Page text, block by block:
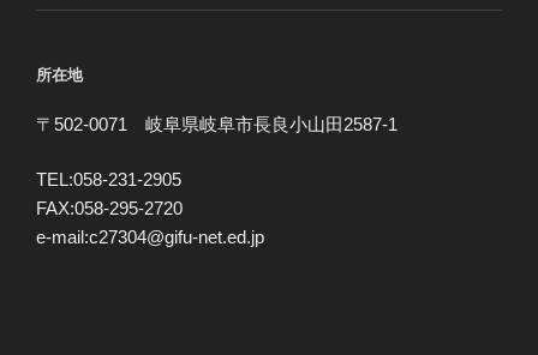
所在地
〒502-0071 岐阜県岐阜市長良小山田2587-1
TEL:058-231-2905
FAX:058-295-2720
e-mail:c27304@gifu-net.ed.jp